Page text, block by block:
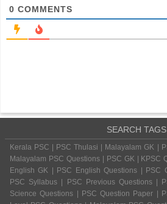
0 COMMENTS
SEARCH TAGS
Kerala PSC | PSC Thulasi | Malayalam GK |
Malayalam PSC Questions | PSC GK | KPSC
English GK | PSC English Questions | PSC
PSC Syllabus | PSC Previous Questions |
Science Questions | PSC Question Paper |